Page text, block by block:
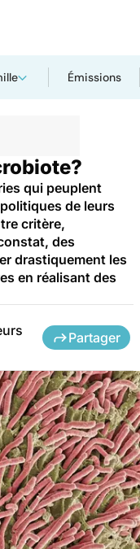
Émissions
qui peuplent
de leurs
critère,
des
drastiquement les
en réalisant des
Partager